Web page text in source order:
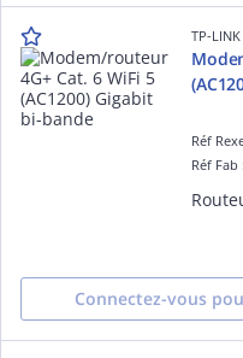
TP-LINK
Réf
Réf
Connectez-vous